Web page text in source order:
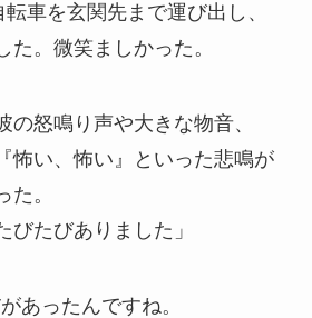
車を玄関先まで運び出し、
た。微笑ましかった。
の怒鳴り声や大きな物音、
怖い、怖い』といった悲鳴が
た。
びたびありました」
あったんですね。